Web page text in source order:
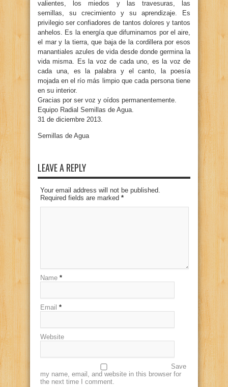
valientes, los miedos y las travesuras, las
semillas, su crecimiento y su aprendizaje. Es
privilegio ser confiadores de tantos dolores y tantos
anhelos. Es la energía que difuminamos por el aire,
el mar y la tierra, que baja de la cordillera por esos
manantiales azules de vida desde donde germina la
vida misma. Es la voz de cada uno, es la voz de
cada una, es la palabra y el canto, la poesía
mojada en el río más limpio que cada persona tiene
en su interior.
Gracias por ser voz y oídos permanentemente.
Equipo Radial Semillas de Agua.
31 de diciembre 2013.
Semillas de Agua
LEAVE A REPLY
Your email address will not be published.
Required fields are marked *
Name *
Email *
Website
Save
my name, email, and website in this browser for
the next time I comment.